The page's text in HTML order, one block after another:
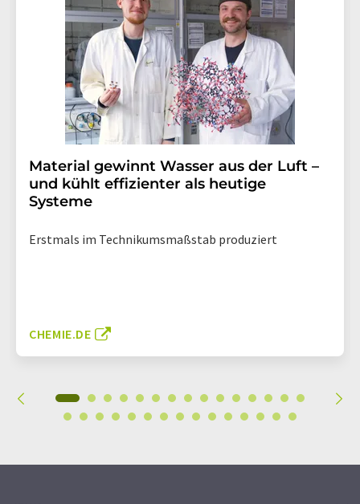
Material gewinnt Wasser aus der Luft –
und kühlt effizienter als heutige
Systeme
Erstmals im Technikumsmaßstab produziert
CHEMIE.DE